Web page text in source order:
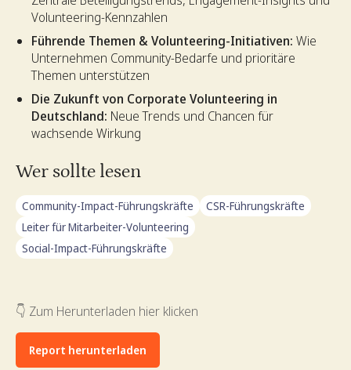
Volunteering-Kennzahlen
Führende Themen & Volunteering-Initiativen: Wie
Unternehmen Community-Bedarfe und prioritäre
Themen unterstützen
Die Zukunft von Corporate Volunteering in
Deutschland: Neue Trends und Chancen für
wachsende Wirkung
Wer sollte lesen
Community-Impact-Führungskräfte
CSR-Führungskräfte
Leiter für Mitarbeiter-Volunteering
Social-Impact-Führungskräfte
👇 Zum Herunterladen hier klicken
Report herunterladen